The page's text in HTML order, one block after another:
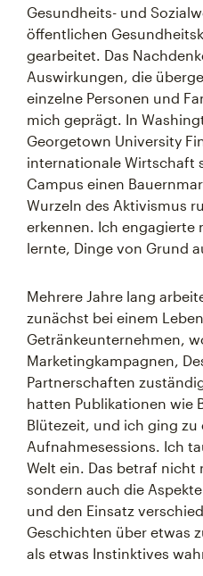
Gesundheits- und
öffentlichen
gearbeitet. Das
Auswirkungen, die
einzelne Personen und
mich geprägt. In
Georgetown University
internationale Wirtschaft
Campus einen
Wurzeln des Aktivismus
erkennen. Ich
lernte, Dinge von Grund
Mehrere Jahre lang
zunächst bei einem
Getränkeunternehmen,
Marketingkampagnen,
Partnerschaften
hatten Publikationen wie
Blütezeit, und ich ging zu
Aufnahmesessions. Ich
Welt ein. Das betraf nicht
sondern auch die
und den Einsatz
Geschichten über etwas
als etwas Instinktives